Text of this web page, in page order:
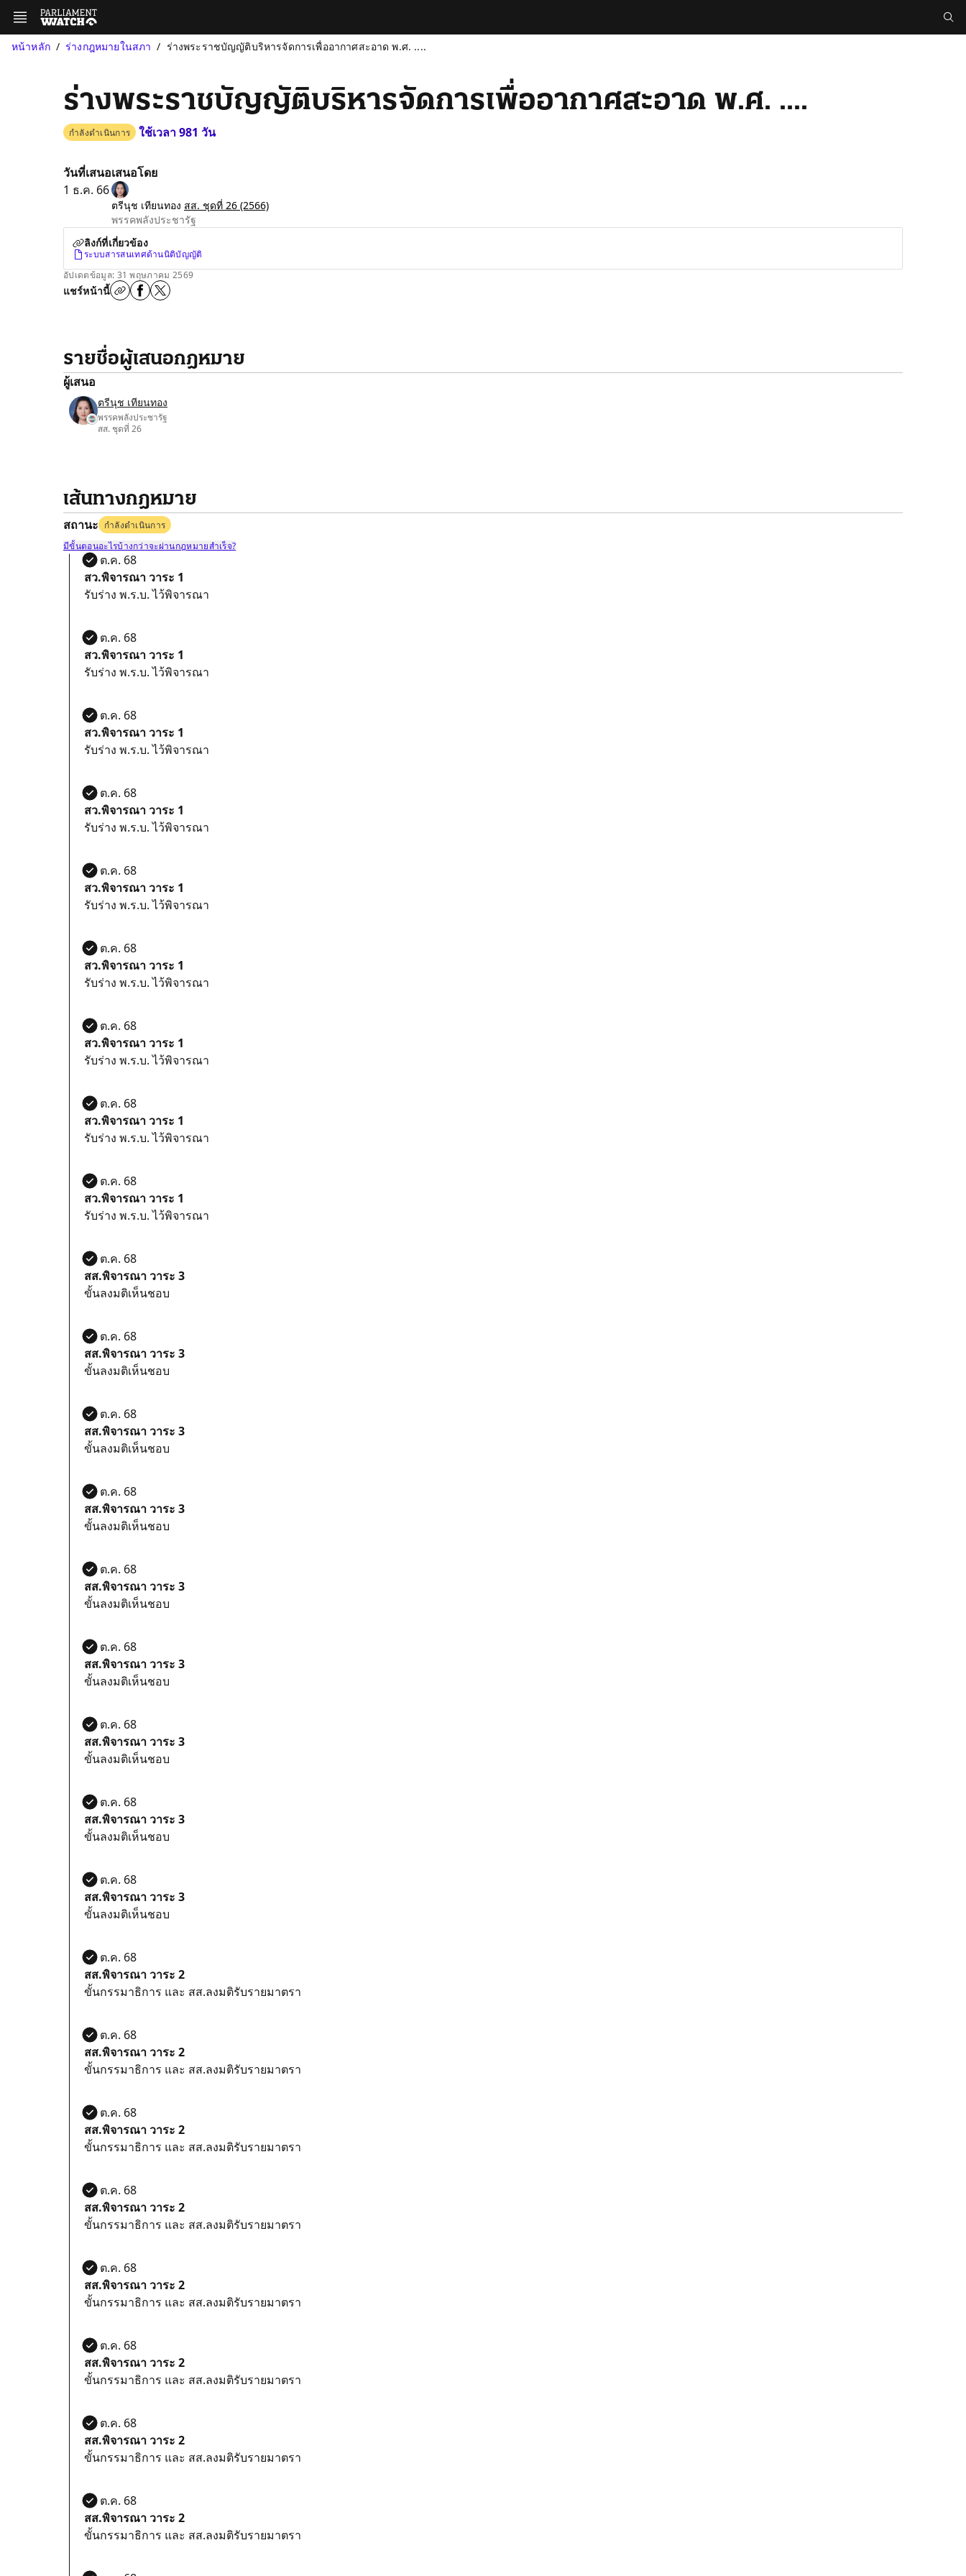
หน้าหลัก ร่างกฎหมายในสภา ร่างพระราชบัญญัติบริหารจัดการเพื่ออากาศสะอาด พ.ศ. ....
ร่างพระราชบัญญัติบริหารจัดการเพื่ออากาศสะอาด พ.ศ. ....
กำลังดำเนินการ ใช้เวลา 981 วัน
วันที่เสนอ
1 ธ.ค. 66
เสนอโดย
ตรีนุช เทียนทอง สส. ชุดที่ 26 (2566)
พรรคพลังประชารัฐ
ลิงก์ที่เกี่ยวข้อง
ระบบสารสนเทศด้านนิติบัญญัติ
อัปเดตข้อมูล: 31 พฤษภาคม 2569
แชร์หน้านี้
รายชื่อผู้เสนอกฎหมาย
ผู้เสนอ
ตรีนุช เทียนทอง
พรรคพลังประชารัฐ
สส. ชุดที่ 26
เส้นทางกฎหมาย
สถานะ กำลังดำเนินการ
มีขั้นตอนอะไรบ้างกว่าจะผ่านกฎหมายสำเร็จ?
27 ต.ค. 68
สว.พิจารณา วาระ 1
รับร่าง พ.ร.บ. ไว้พิจารณา
27 ต.ค. 68
สว.พิจารณา วาระ 1
รับร่าง พ.ร.บ. ไว้พิจารณา
27 ต.ค. 68
สว.พิจารณา วาระ 1
รับร่าง พ.ร.บ. ไว้พิจารณา
27 ต.ค. 68
สว.พิจารณา วาระ 1
รับร่าง พ.ร.บ. ไว้พิจารณา
27 ต.ค. 68
สว.พิจารณา วาระ 1
รับร่าง พ.ร.บ. ไว้พิจารณา
27 ต.ค. 68
สว.พิจารณา วาระ 1
รับร่าง พ.ร.บ. ไว้พิจารณา
27 ต.ค. 68
สว.พิจารณา วาระ 1
รับร่าง พ.ร.บ. ไว้พิจารณา
27 ต.ค. 68
สว.พิจารณา วาระ 1
รับร่าง พ.ร.บ. ไว้พิจารณา
27 ต.ค. 68
สว.พิจารณา วาระ 1
รับร่าง พ.ร.บ. ไว้พิจารณา
21 ต.ค. 68
สส.พิจารณา วาระ 3
ขั้นลงมติเห็นชอบ
21 ต.ค. 68
สส.พิจารณา วาระ 3
ขั้นลงมติเห็นชอบ
21 ต.ค. 68
สส.พิจารณา วาระ 3
ขั้นลงมติเห็นชอบ
21 ต.ค. 68
สส.พิจารณา วาระ 3
ขั้นลงมติเห็นชอบ
21 ต.ค. 68
สส.พิจารณา วาระ 3
ขั้นลงมติเห็นชอบ
21 ต.ค. 68
สส.พิจารณา วาระ 3
ขั้นลงมติเห็นชอบ
21 ต.ค. 68
สส.พิจารณา วาระ 3
ขั้นลงมติเห็นชอบ
21 ต.ค. 68
สส.พิจารณา วาระ 3
ขั้นลงมติเห็นชอบ
21 ต.ค. 68
สส.พิจารณา วาระ 3
ขั้นลงมติเห็นชอบ
21 ต.ค. 68
สส.พิจารณา วาระ 2
ขั้นกรรมาธิการ และ สส.ลงมติรับรายมาตรา
21 ต.ค. 68
สส.พิจารณา วาระ 2
ขั้นกรรมาธิการ และ สส.ลงมติรับรายมาตรา
21 ต.ค. 68
สส.พิจารณา วาระ 2
ขั้นกรรมาธิการ และ สส.ลงมติรับรายมาตรา
21 ต.ค. 68
สส.พิจารณา วาระ 2
ขั้นกรรมาธิการ และ สส.ลงมติรับรายมาตรา
21 ต.ค. 68
สส.พิจารณา วาระ 2
ขั้นกรรมาธิการ และ สส.ลงมติรับรายมาตรา
21 ต.ค. 68
สส.พิจารณา วาระ 2
ขั้นกรรมาธิการ และ สส.ลงมติรับรายมาตรา
21 ต.ค. 68
สส.พิจารณา วาระ 2
ขั้นกรรมาธิการ และ สส.ลงมติรับรายมาตรา
21 ต.ค. 68
สส.พิจารณา วาระ 2
ขั้นกรรมาธิการ และ สส.ลงมติรับรายมาตรา